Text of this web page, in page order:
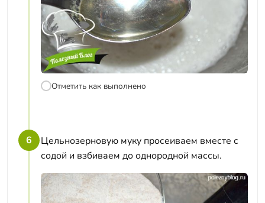
Отметить как выполнено
6
Цельнозерновую муку просеиваем вместе с
содой и взбиваем до однородной массы.